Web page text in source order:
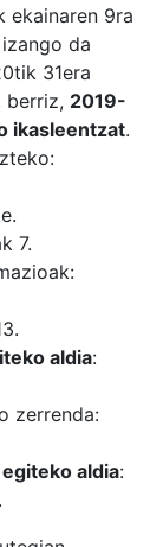
ekainaren 9ra
da
31era
berriz, 2019-
ikasleentzat.
7.
aldia:
zerrenda:
aldia: